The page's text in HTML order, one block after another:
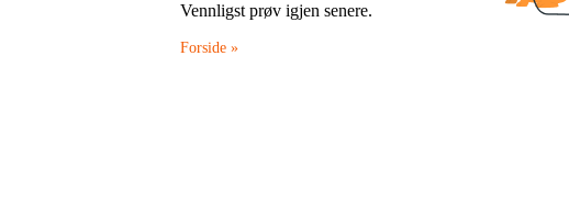
Vennligst prøv igjen senere.
Forside »